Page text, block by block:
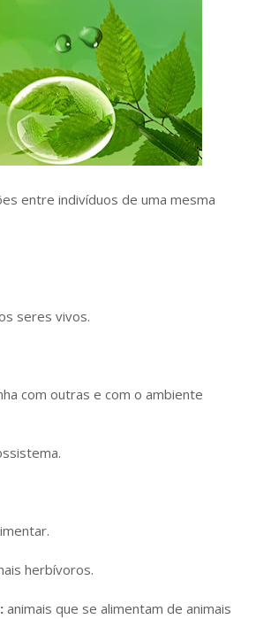
entre indivíduos de uma mesma
seres vivos.
com outras e com o ambiente
herbívoros.
animais que se alimentam de animais